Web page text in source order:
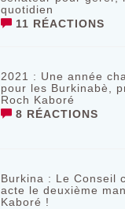
quotidien
11 RÉACTIONS
2021 : Une année
pour les Burkinabè,
Roch Kaboré
8 RÉACTIONS
Burkina : Le Conseil
acte le deuxième
Kaboré !